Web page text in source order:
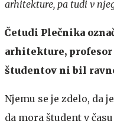
arhitekture, pa tudi v
Četudi Plečnika
arhitekture,
študentov ni bil
Njemu se je zdelo, da
da mora študent v